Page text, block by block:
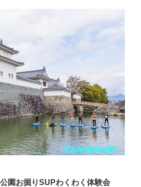
園お掘りSUPわくわく体験会